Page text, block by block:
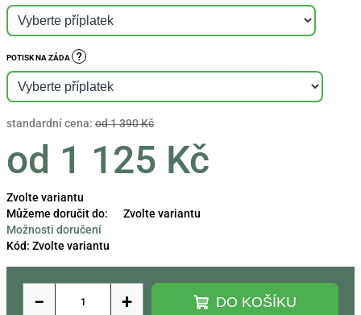
POTISK NA ZÁDA ?
standardní cena: od 1 390 Kč
od 1 125 Kč
Měrná
cena:
Zvolte variantu
Můžeme doručit do:
Zvolte variantu
Možnosti doručení
Kód: Zvolte variantu
+
− DO KOŠÍKU